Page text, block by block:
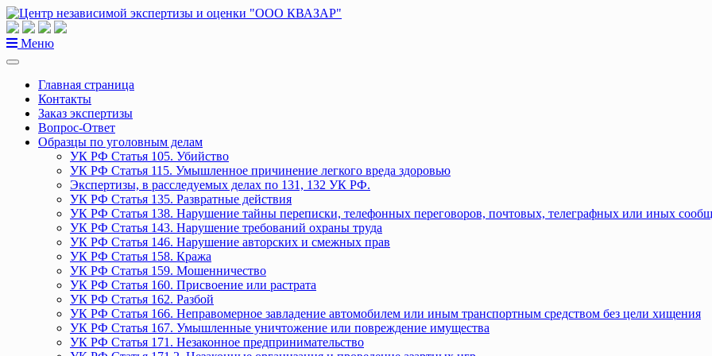
Перейти
к
содержанию
Меню
Главная страница
Контакты
Заказ экспертизы
Вопрос-Ответ
Образцы по уголовным делам
УК РФ Статья 105. Убийство
УК РФ Статья 115. Умышленное причинение легкого вреда здоровью
Экспертизы, в расследуемых делах по 131, 132 УК РФ.
УК РФ Статья 135. Развратные действия
УК РФ Статья 138. Нарушение тайны переписки, телефонных переговоров, почтовых, телеграфных или иных
УК РФ Статья 143. Нарушение требований охраны труда
УК РФ Статья 146. Нарушение авторских и смежных прав
УК РФ Статья 158. Кража
УК РФ Статья 159. Мошенничество
УК РФ Статья 160. Присвоение или растрата
УК РФ Статья 162. Разбой
УК РФ Статья 166. Неправомерное завладение автомобилем или иным транспортным средством без цели хищения
УК РФ Статья 167. Умышленные уничтожение или повреждение имущества
УК РФ Статья 171. Незаконное предпринимательство